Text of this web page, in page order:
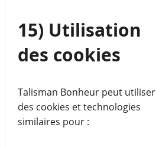
15) Utilisation
des cookies
Talisman Bonheur peut utiliser
des cookies et technologies
similaires pour :